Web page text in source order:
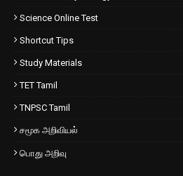
Science Online Test
Shortcut Tips
Study Materials
TET Tamil
TNPSC Tamil
சமூக அறிவியல்
பொது அறிவு